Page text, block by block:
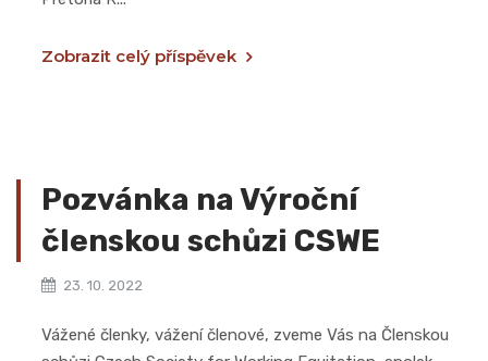
Zobrazit celý příspěvek
Pozvánka na Výroční
členskou schůzi CSWE
23. 10. 2022
Vážené členky, vážení členové, zveme Vás na Členskou